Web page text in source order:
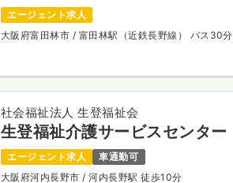
エージェント求人
大阪府富田林市 / 富田林駅（近鉄長野線） バス30分
社会福祉法人 生登福祉会
生登福祉介護サービスセンター
エージェント求人
車通勤可
大阪府河内長野市/ 河内長野駅 徒歩10分